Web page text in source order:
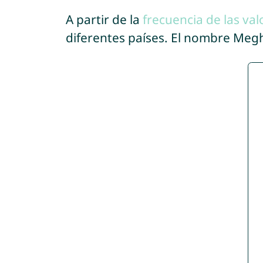
A partir de la frecuencia de las
diferentes países. El nombre